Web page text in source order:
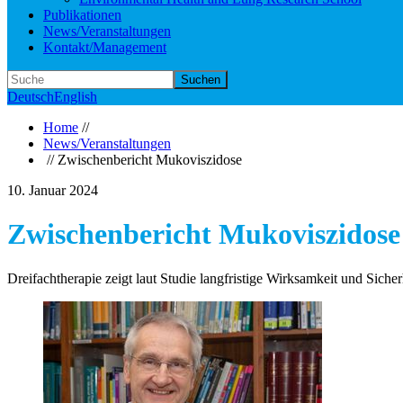
Publikationen
News/Veranstaltungen
Kontakt/Management
Suchen
DeutschEnglish
Home //
News/Veranstaltungen
// Zwischenbericht Mukoviszidose
10. Januar 2024
Zwischenbericht Mukoviszidose
Dreifachtherapie zeigt laut Studie langfristige Wirksamkeit und